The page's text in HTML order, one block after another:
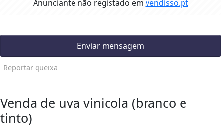
Anunciante não registado em vendisso.pt
Enviar mensagem
Reportar queixa
Venda de uva vinicola (branco e
tinto)